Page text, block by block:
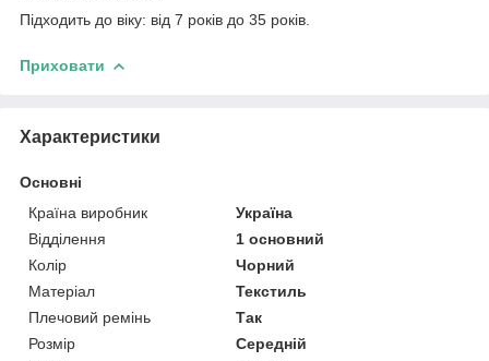
Підходить до віку: від 7 років до 35 років.
Приховати
Характеристики
Основні
Країна виробник
Україна
Відділення
1 основний
Колір
Чорний
Матеріал
Текстиль
Плечовий ремінь
Так
Розмір
Середній